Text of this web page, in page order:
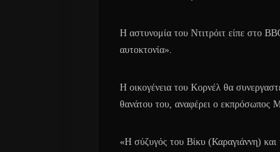
Η αστυνομία του Ντιτρόιτ είπε στο
αυτοκτονία».
Η οικογένεια του Κορνέλ θα
θανάτου του, αναφέρει ο εκπρόσωπος
«Η σύζυγός του Βίκυ (Καραγιάννη) και